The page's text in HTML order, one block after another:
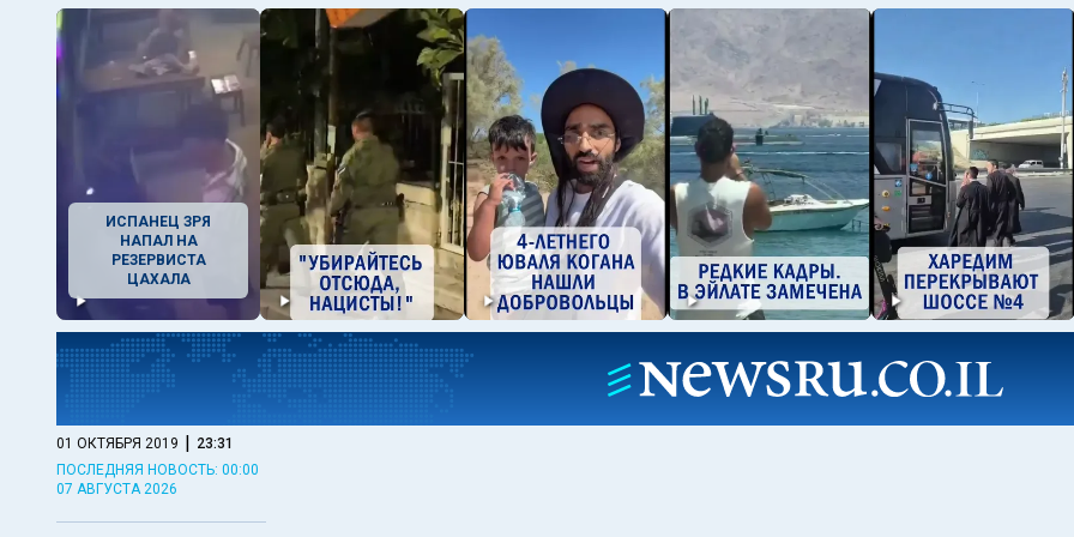
ИСПАНЕЦ ЗРЯ
НАПАЛ НА
РЕЗЕРВИСТА
ЦАХАЛА
01 ОКТЯБРЯ 2019 | 23:31
ПОСЛЕДНЯЯ НОВОСТЬ: 00:00
07 АВГУСТА 2026